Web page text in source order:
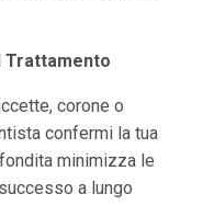
Trattamento
corone o
confermi la tua
minimizza le
a lungo